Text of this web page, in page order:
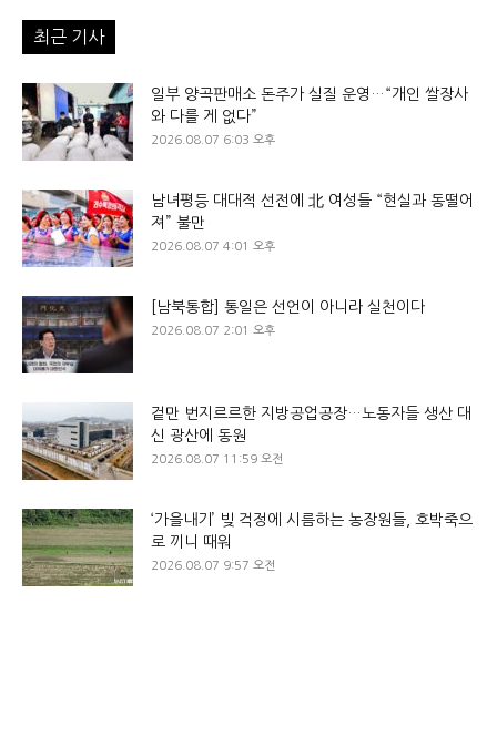
최근 기사
일부 양곡판매소 돈주가 실질 운영…“개인 쌀장사
와 다를 게 없다”
2026.08.07 6:03 오후
남녀평등 대대적 선전에 北 여성들 “현실과 동떨어
져” 불만
2026.08.07 4:01 오후
[남북통합] 통일은 선언이 아니라 실천이다
2026.08.07 2:01 오후
겉만 번지르르한 지방공업공장…노동자들 생산 대
신 광산에 동원
2026.08.07 11:59 오전
‘가을내기’ 빚 걱정에 시름하는 농장원들, 호박죽으
로 끼니 때워
2026.08.07 9:57 오전